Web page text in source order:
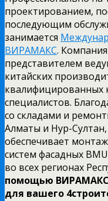
проектированием,
последующим
занимается
ВИРАМАКС.
представителем
китайских
квалифицированных
специалистов.
со складами и
Алматы и Нур-
обеспечивает
систем фасадных
во всех регионах
помощью ВИРАМАКС
для вашего